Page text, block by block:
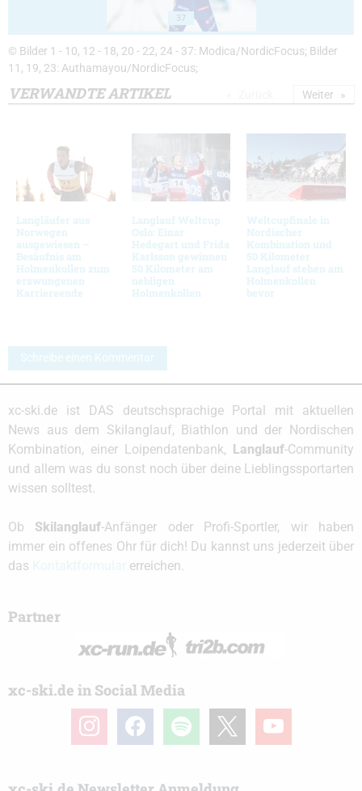
37
© Bilder 1 - 10, 12 - 18, 20 - 22, 24 - 37: Modica/NordicFocus; Bilder
11, 19, 23: Authamayou/NordicFocus;
VERWANDTE ARTIKEL
Langläufer aus
Norwegen
ausgewiesen –
Besäufnis am
Holmenkollen zum
erzwungenen
Karriereende
Langlauf Weltcup
Oslo: Einar
Hedegart und Frida
Karlsson gewinnen
50 Kilometer am
nebligen
Holmenkollen
Weltcupfinale in
Nordischer
Kombination und
50 Kilometer
Langlauf stehen am
Holmenkollen
bevor
Weiter
Schreibe einen Kommentar
xc-ski.de ist DAS deutschsprachige Portal mit aktuellen
News aus dem Skilanglauf, Biathlon und der Nordischen
Kombination, einer Loipendatenbank, Langlauf-Community
und allem was du sonst noch über deine Lieblingssportarten
wissen solltest.
Ob Skilanglauf-Anfänger oder Profi-Sportler, wir haben
immer ein offenes Ohr für dich! Du kannst uns jederzeit über
das
erreichen.
Partner
xc-ski.de in Social Media
instagramfacebook spotify youtube